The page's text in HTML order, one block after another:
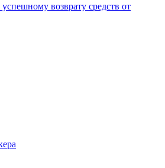
возврату средств от